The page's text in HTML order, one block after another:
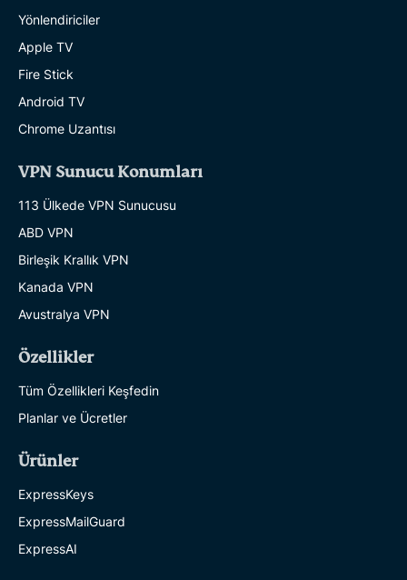
Yönlendiriciler
Apple TV
Fire Stick
Android TV
Chrome Uzantısı
VPN Sunucu Konumları
113 Ülkede VPN Sunucusu
ABD VPN
Birleşik Krallık VPN
Kanada VPN
Avustralya VPN
Özellikler
Tüm Özellikleri Keşfedin
Planlar ve Ücretler
Ürünler
ExpressKeys
ExpressMailGuard
ExpressAI